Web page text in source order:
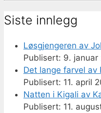
Siste innlegg
Løsgjengeren av
9. januar
Det lange farvel av
11. april
Natten i Kigali av
11.